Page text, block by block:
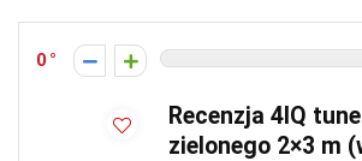
0
Recenzja 4IQ
zielonego 2×3 m